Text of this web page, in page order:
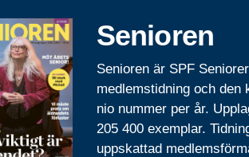
Senioren
Senioren är SPF
medlemstidning och den
nio nummer per år.
205 400 exemplar.
uppskattad